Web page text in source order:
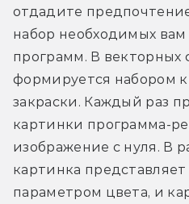
отдадите
набор необходимых
программ. В векторных
формируется набором
закраски. Каждый раз
картинки программа-
изображение с нуля. В
картинка
параметром цвета, и